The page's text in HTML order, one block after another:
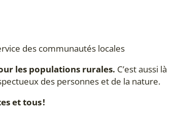
des communautés locales
les populations rurales. C’est aussi là
des personnes et de la nature.
et tous !